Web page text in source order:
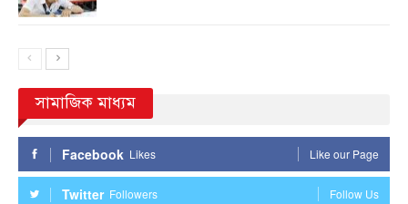
সামাজিক মাধ্যম
Facebook Likes Like our Page
Twitter Followers Follow Us